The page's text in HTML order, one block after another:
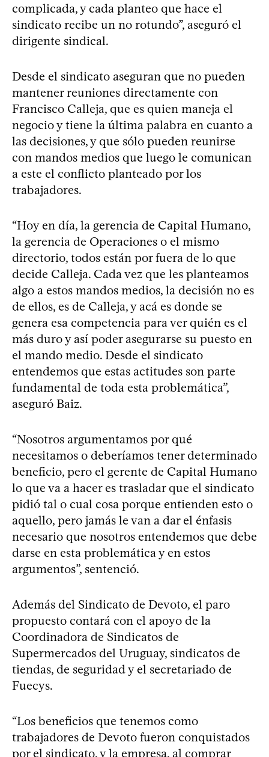
complicada, y cada planteo que hace el
sindicato recibe un no rotundo”, aseguró el
dirigente sindical.
Desde el sindicato aseguran que no pueden
mantener reuniones directamente con
Francisco Calleja, que es quien maneja el
negocio y tiene la última palabra en cuanto a
las decisiones, y que sólo pueden reunirse
con mandos medios que luego le comunican
a este el conflicto planteado por los
trabajadores.
“Hoy en día, la gerencia de Capital Humano,
la gerencia de Operaciones o el mismo
directorio, todos están por fuera de lo que
decide Calleja. Cada vez que les planteamos
algo a estos mandos medios, la decisión no es
de ellos, es de Calleja, y acá es donde se
genera esa competencia para ver quién es el
más duro y así poder asegurarse su puesto en
el mando medio. Desde el sindicato
entendemos que estas actitudes son parte
fundamental de toda esta problemática”,
aseguró Baiz.
“Nosotros argumentamos por qué
necesitamos o deberíamos tener determinado
beneficio, pero el gerente de Capital Humano
lo que va a hacer es trasladar que el sindicato
pidió tal o cual cosa porque entienden esto o
aquello, pero jamás le van a dar el énfasis
necesario que nosotros entendemos que debe
darse en esta problemática y en estos
argumentos”, sentenció.
Además del Sindicato de Devoto, el paro
propuesto contará con el apoyo de la
Coordinadora de Sindicatos de
Supermercados del Uruguay, sindicatos de
tiendas, de seguridad y el secretariado de
Fuecys.
“Los beneficios que tenemos como
trabajadores de Devoto fueron conquistados
por el sindicato, y la empresa, al comprar